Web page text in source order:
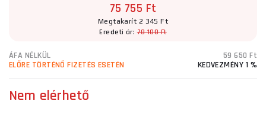
75 755 Ft
Megtakarít 2 345 Ft
Eredeti ár:78 100 Ft
ÁFA NÉLKÜL
59 650 Ft
ELŐRE TÖRTÉNŐ FIZETÉS ESETÉN
KEDVEZMÉNY 1 %
Nem elérhető